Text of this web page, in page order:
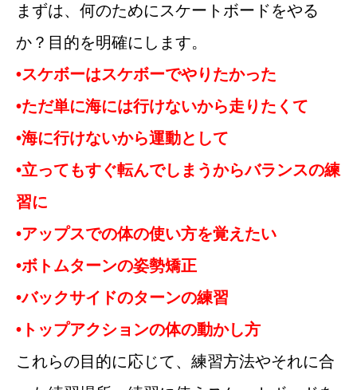
まずは、何のためにスケートボードをやる
か？目的を明確にします。
•スケボーはスケボーでやりたかった
•ただ単に海には行けないから走りたくて
•海に行けないから運動として
•立ってもすぐ転んでしまうからバランスの練
習に
•アップスでの体の使い方を覚えたい
•ボトムターンの姿勢矯正
•バックサイドのターンの練習
•トップアクションの体の動かし方
これらの目的に応じて、練習方法やそれに合